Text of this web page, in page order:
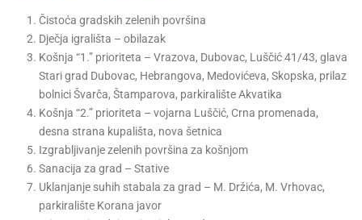
Čistoća gradskih zelenih površina
Dječja igrališta – obilazak
Košnja “1.” prioriteta – Vrazova, Dubovac, Luščić 41/43, glava
Stari grad Dubovac, Hebrangova, Medovićeva, Skopska, prilaz
bolnici Švarča, Štamparova, parkiralište Akvatika
Košnja “2.” prioriteta – vojarna Luščić, Crna promenada,
desna strana kupališta, nova šetnica
Izgrabljivanje zelenih površina za košnjom
Sanacija za grad – Stative
Uklanjanje suhih stabala za grad – M. Držića, M. Vrhovac,
parkiralište Korana javor